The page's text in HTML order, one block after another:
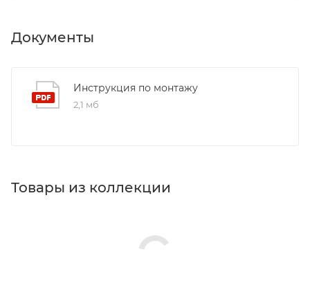
Документы
Инструкция по монтажу
2,1 мб
Товары из коллекции